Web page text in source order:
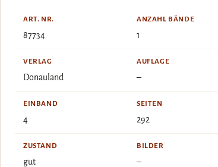
ART. NR.
87734
ANZAHL BÄNDE
1
VERLAG
Donauland
AUFLAGE
–
EINBAND
4
SEITEN
292
ZUSTAND
gut
BILDER
–